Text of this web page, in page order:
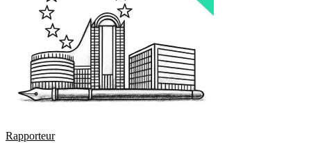
Rapporteur